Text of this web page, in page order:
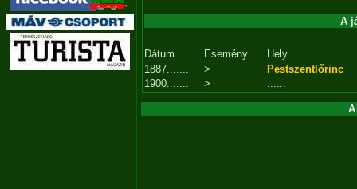
A
Dátum Esemény
Hely
1887.......
>
Pestszentlőrinc
1900.......
> ......